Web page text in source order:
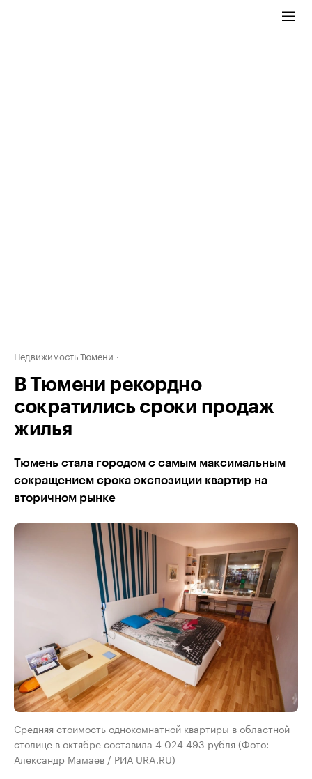
Недвижимость Тюмени
В Тюмени рекордно
сократились сроки продаж
жилья
Тюмень стала городом с самым максимальным
сокращением срока экспозиции квартир на
вторичном рынке
Средняя стоимость однокомнатной квартиры в областной
столице в октябре составила 4 024 493 рубля (Фото:
Александр Мамаев / РИА URA.RU)